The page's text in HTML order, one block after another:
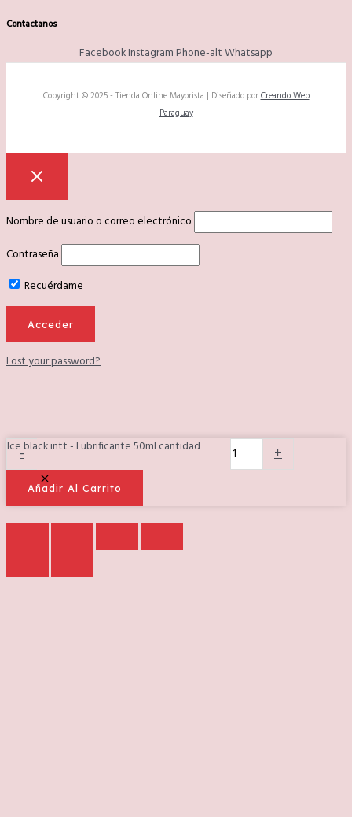
Contactanos
FacebookInstagramPhone-altWhatsapp
Copyright © 2025 - Tienda Online Mayorista | Diseñado porCreando Web
Paraguay
Nombre de usuario o correo electrónico
Contraseña
Recuérdame
Lost your password?
-
Ice black intt - Lubrificante 50ml cantidad +
Añadir Al Carrito